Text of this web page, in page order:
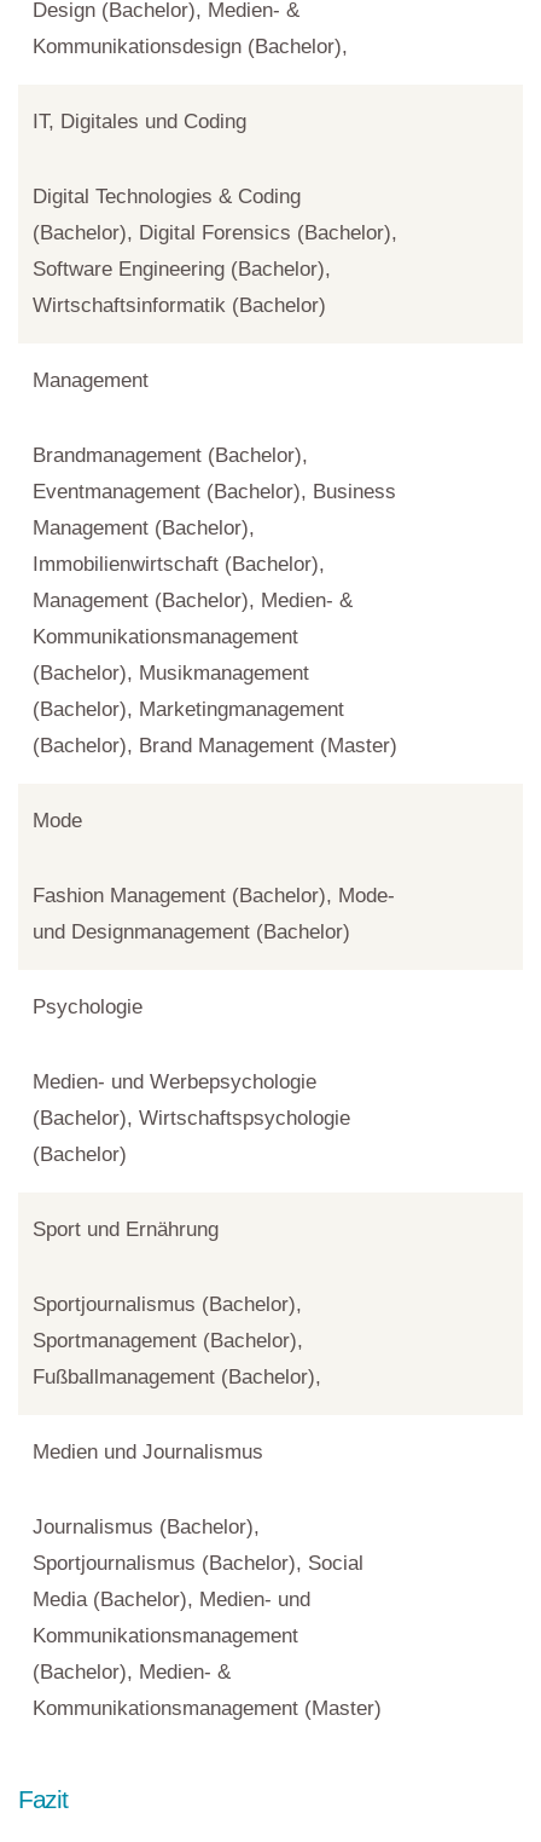
Design (Bachelor), Medien- &
Kommunikationsdesign (Bachelor),
IT, Digitales und Coding
Digital Technologies & Coding
(Bachelor), Digital Forensics (Bachelor),
Software Engineering (Bachelor),
Wirtschaftsinformatik (Bachelor)
Management
Brandmanagement (Bachelor),
Eventmanagement (Bachelor), Business
Management (Bachelor),
Immobilienwirtschaft (Bachelor),
Management (Bachelor), Medien- &
Kommunikationsmanagement
(Bachelor), Musikmanagement
(Bachelor), Marketingmanagement
(Bachelor), Brand Management (Master)
Mode
Fashion Management (Bachelor), Mode-
und Designmanagement (Bachelor)
Psychologie
Medien- und Werbepsychologie
(Bachelor), Wirtschaftspsychologie
(Bachelor)
Sport und Ernährung
Sportjournalismus (Bachelor),
Sportmanagement (Bachelor),
Fußballmanagement (Bachelor),
Medien und Journalismus
Journalismus (Bachelor),
Sportjournalismus (Bachelor), Social
Media (Bachelor), Medien- und
Kommunikationsmanagement
(Bachelor), Medien- &
Kommunikationsmanagement (Master)
Fazit